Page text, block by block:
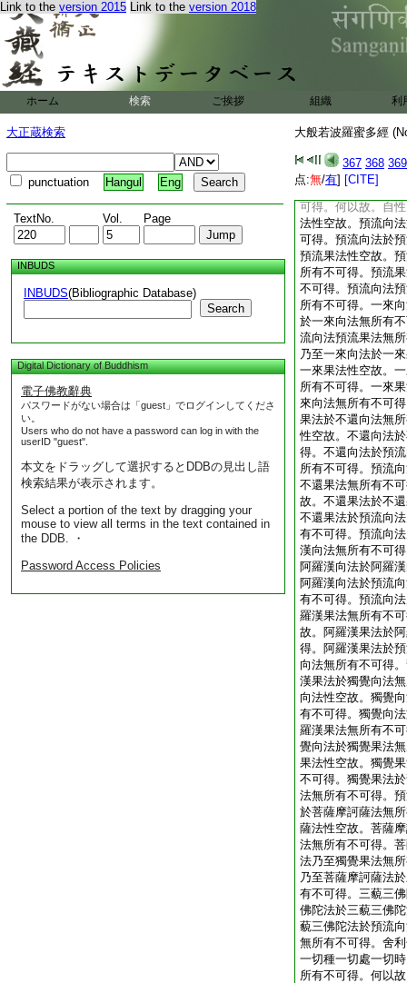
Link to the version 2015 Link to the version 2018
ホーム 検索 ご挨拶 組織 利
大正蔵検索
punctuation Hangul Eng
TextNo. Vol. Page
INBUDS
INBUDS(Bibliographic Database)
Search
Digital Dictionary of Buddhism
電子佛教辭典
パスワードがない場合は「guest」でログインしてくださ
い。
Users who do not have a password can log in with the
userID "guest".
本文をドラッグして選択するとDDBの見出し語
検索結果が表示されます。
Select a portion of the text by dragging your
mouse to view all terms in the text contained in
the DDB. ・
Password Access Policies
大般若波羅蜜多經
367 368 369
点:無/有] [CITE]
可得。獨覺地於異
已辦地無所有不可
薄離欲已辦獨覺地
得。菩薩地性空故
離欲已辦獨覺地無
第八具見薄離欲已
無所有不可得。如
如來地無所有不可
第八具見薄離欲已
不可得。舍利子。
一切處一切時。求
可得。何以故。自
法性空故。預流向
可得。預流向法於
預流果法性空故。
所有不可得。預流
不可得。預流向法
所有不可得。一來
於一來向法無所有
流向法預流果法無
乃至一來向法於一
一來果法性空故。
所有不可得。一來
來向法無所有不可
果法於不還向法無
性空故。不還向法
得。不還向法於預
所有不可得。預流
不還果法無所有不
故。不還果法於不
不還果法於預流向
有不可得。預流向
漢向法無所有不可
阿羅漢向法於阿羅
阿羅漢向法於預流
有不可得。預流向
羅漢果法無所有不
故。阿羅漢果法於
得。阿羅漢果法於
向法無所有不可得
漢果法於獨覺向法
向法性空故。獨覺
有不可得。獨覺向
羅漢果法無所有不
覺向法於獨覺果法
果法性空故。獨覺
不可得。獨覺果法
法無所有不可得。
於菩薩摩訶薩法無
薩法性空故。菩薩
法無所有不可得。
法乃至獨覺果法無
乃至菩薩摩訶薩法
有不可得。三藐三
佛陀法於三藐三佛
藐三佛陀法於預流
無所有不可得。舍
一切種一切處一切
所有不可得。何以